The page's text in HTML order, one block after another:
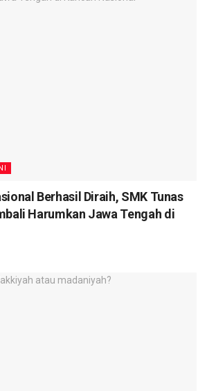
Berhasil Diraih, SMK Tunas
Harumkan Jawa Tengah di